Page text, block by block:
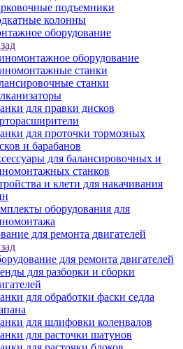
подъемники
колонны
оборудование
оборудование
станки
станки
для правки дисков
для проточки тормозных
и барабанов
для балансировочных и
станков
и клети для накачивания
оборудования для
для ремонта двигателей
для ремонта двигателей
для разборки и сборки
для обработки фаски седла
для шлифовки коленвалов
для расточки шатунов